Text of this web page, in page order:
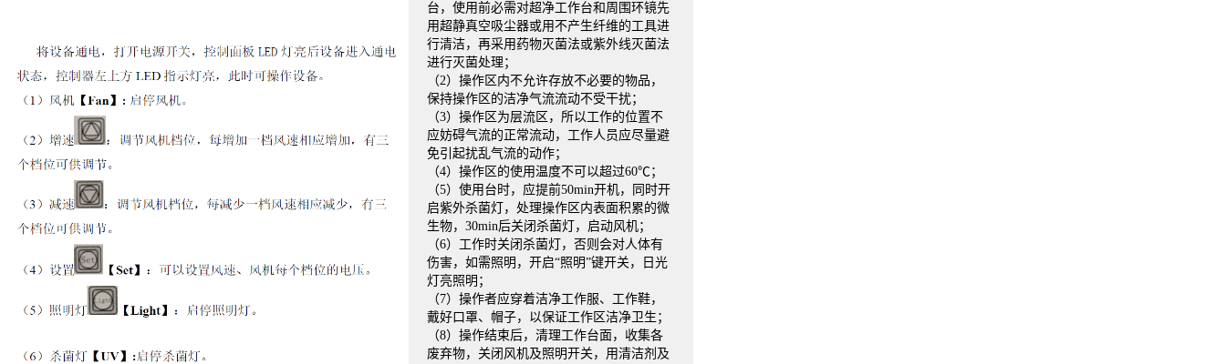
台，使用前必需对超净工作台和周围环镜先
用超静真空吸尘器或用不产生纤维的工具进
行清洁，再采用药物灭菌法或紫外线灭菌法
进行灭菌处理；
（2）操作区内不允许存放不必要的物品，
保持操作区的洁净气流流动不受干扰；
（3）操作区为层流区，所以工作的位置不
应妨碍气流的正常流动，工作人员应尽量避
免引起扰乱气流的动作；
（4）操作区的使用温度不可以超过60℃；
（5）使用台时，应提前50min开机，同时开
启紫外杀菌灯，处理操作区内表面积累的微
生物，30min后关闭杀菌灯，启动风机；
（6）工作时关闭杀菌灯，否则会对人体有
伤害，如需照明，开启“照明”键开关，日光
灯亮照明；
（7）操作者应穿着洁净工作服、工作鞋，
戴好口罩、帽子，以保证工作区洁净卫生；
（8）操作结束后，清理工作台面，收集各
废弃物，关闭风机及照明开关，用清洁剂及